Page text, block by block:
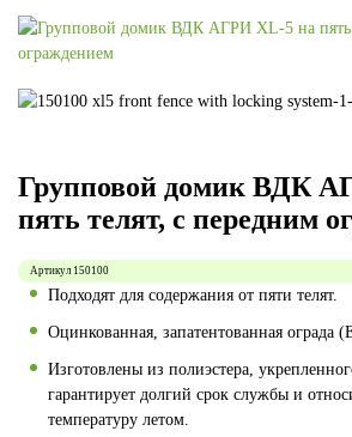
Групповой домик ВДК
пять телят, с передним
Артикул 150100
Подходят для содержания от пяти телят.
Оцинкованная, запатентованная ограда
Изготовлены из полиэстера,
гарантирует долгий срок службы и
температуру летом.